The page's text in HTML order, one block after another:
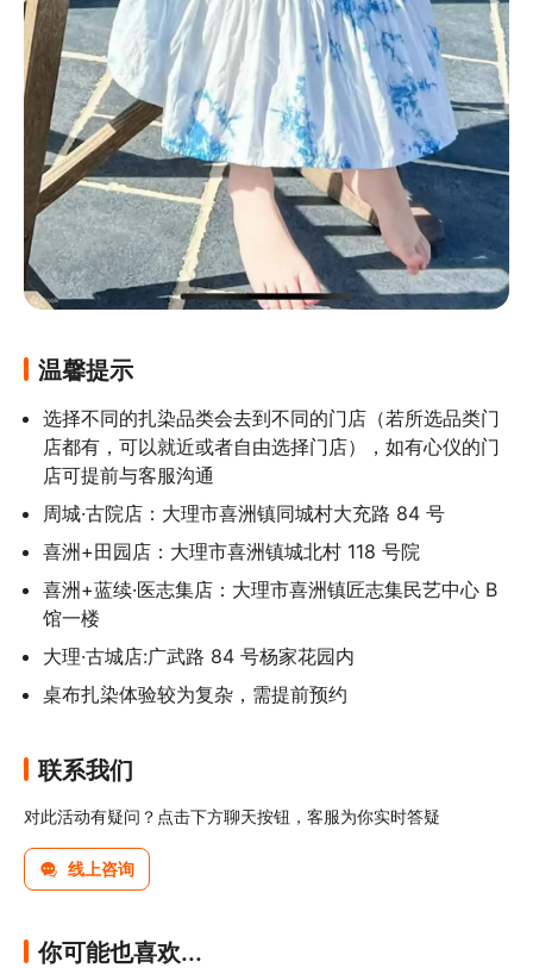
温馨提示
选择不同的扎染品类会去到不同的门店（若所选品类门
店都有，可以就近或者自由选择门店），如有心仪的门
店可提前与客服沟通
周城·古院店：大理市喜洲镇同城村大充路 84 号
喜洲+田园店：大理市喜洲镇城北村 118 号院
喜洲+蓝续·医志集店：大理市喜洲镇匠志集民艺中心 B
馆一楼
大理·古城店:广武路 84 号杨家花园内
桌布扎染体验较为复杂，需提前预约
联系我们
对此活动有疑问？点击下方聊天按钮，客服为你实时答疑
线上咨询
你可能也喜欢...